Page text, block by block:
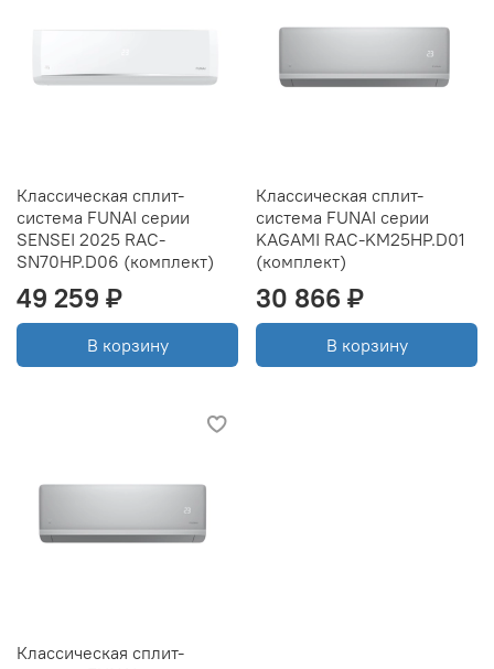
Классическая сплит-
система FUNAI серии
SENSEI 2025 RAC-
SN70HP.D06 (комплект)
49 259 ₽
В корзину
Классическая сплит-
система FUNAI серии
KAGAMI RAC-KM25HP.D01
(комплект)
30 866 ₽
В корзину
Классическая сплит-